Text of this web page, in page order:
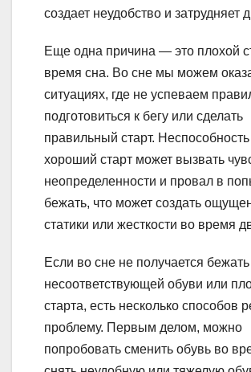
создает неудобство и затрудняет
Еще одна причина — это плохой
время сна. Во сне мы можем
ситуациях, где не успеваем
подготовиться к бегу или сделать
правильный старт. Неспособность
хороший старт может вызвать
неопределенности и провал в
бежать, что может создать
статики или жесткости во время
Если во сне не получается бежать
несоответствующей обуви или
старта, есть несколько способов
проблему. Первым делом, можно
попробовать сменить обувь во